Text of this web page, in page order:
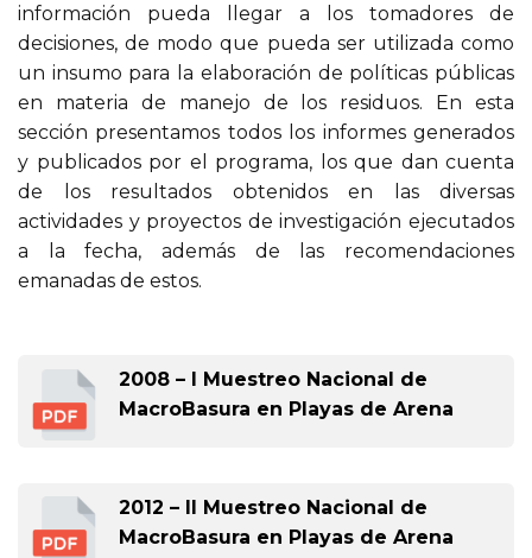
información pueda llegar a los tomadores de
decisiones, de modo que pueda ser utilizada como
un insumo para la elaboración de políticas públicas
en materia de manejo de los residuos. En esta
sección presentamos todos los informes generados
y publicados por el programa, los que dan cuenta
de los resultados obtenidos en las diversas
actividades y proyectos de investigación ejecutados
a la fecha, además de las recomendaciones
emanadas de estos.
2008 – I Muestreo Nacional de
MacroBasura en Playas de Arena
2012 – II Muestreo Nacional de
MacroBasura en Playas de Arena